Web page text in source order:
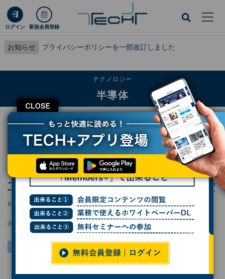
ログイン 新規会員登録
お知らせ プライバシーポリシーを一部改訂しました
CLOSE
テクノロジー
半導体
TECH+ テクノロジー
半導体
キヤノンの半導体成膜装置「Adastra」、機械工業デザイン賞 IDEAの経済産業
キヤノンの半導体成膜装置「Adastra」、機械
工業デザイン賞 IDEAの経済産業大臣賞を受賞
掲載日 2025/07/16 17:21 更新日2025/07/17 14:38
著者： 小林行雄